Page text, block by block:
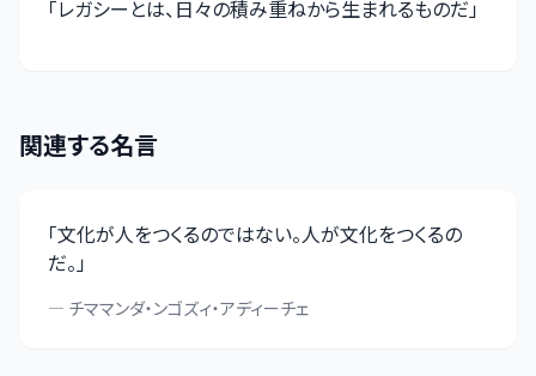
「レガシーとは、日々の積み重ねから生まれるものだ」
関連する名言
「文化が人をつくるのではない。人が文化をつくるの
だ。」
— チママンダ・ンゴズィ・アディーチェ